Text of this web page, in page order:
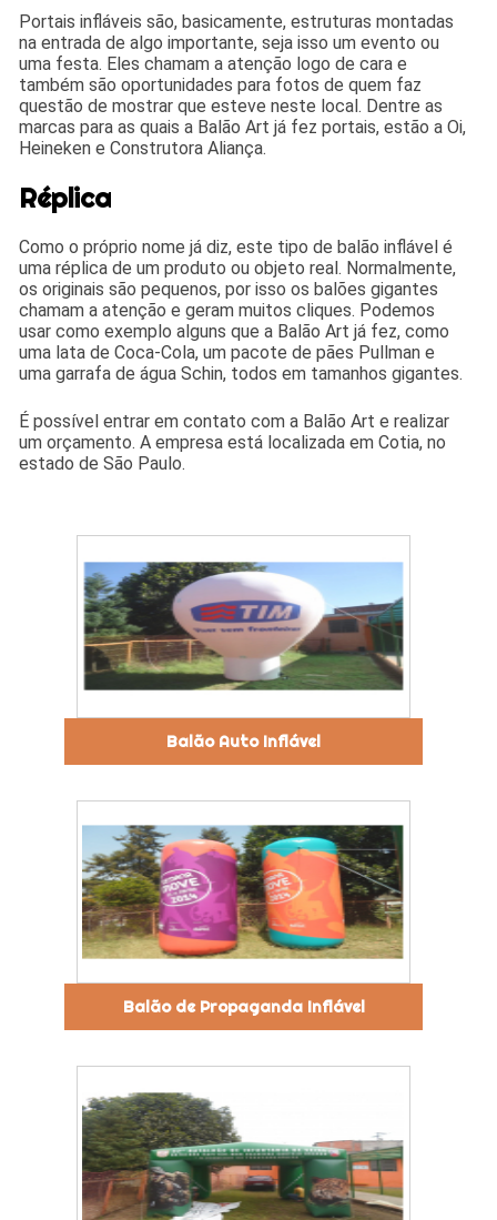
Portais infláveis são, basicamente, estruturas montadas
na entrada de algo importante, seja isso um evento ou
uma festa. Eles chamam a atenção logo de cara e
também são oportunidades para fotos de quem faz
questão de mostrar que esteve neste local. Dentre as
marcas para as quais a Balão Art já fez portais, estão a Oi,
Heineken e Construtora Aliança.
Réplica
Como o próprio nome já diz, este tipo de balão inflável é
uma réplica de um produto ou objeto real. Normalmente,
os originais são pequenos, por isso os balões gigantes
chamam a atenção e geram muitos cliques. Podemos
usar como exemplo alguns que a Balão Art já fez, como
uma lata de Coca-Cola, um pacote de pães Pullman e
uma garrafa de água Schin, todos em tamanhos gigantes.
É possível entrar em contato com a Balão Art e realizar
um orçamento. A empresa está localizada em Cotia, no
estado de São Paulo.
Balão Auto Inflável
Balão de Propaganda Inflável